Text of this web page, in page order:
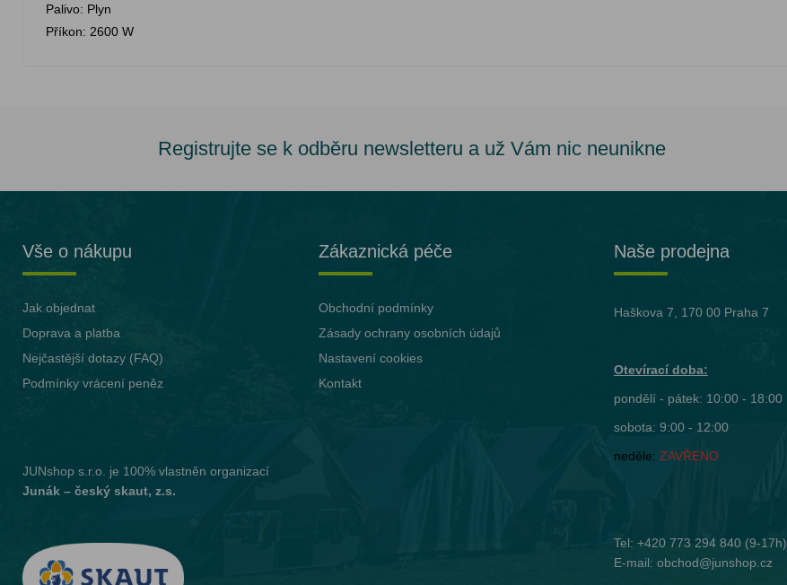
Palivo: Plyn
Příkon: 2600 W
Registrujte se k odběru newsletteru a už Vám nic neunikne
Vše o nákupu
Jak objednat
Doprava a platba
Nejčastější dotazy (FAQ)
Podmínky vrácení peněz
JUNshop s.r.o.
je 100% vlastněn organizací
Junák – český skaut, z.s.
Zákaznická péče
Obchodní podmínky
Zásady ochrany osobních údajů
Nastavení cookies
Kontakt
Naše prodejna
Haškova 7, 170 00 Praha 7
Otevírací doba:
pondělí - pátek: 10:00 - 18:00
sobota: 9:00 - 12:00
neděle: ZAVŘENO
Tel: +420 773 294 840(9-17h)
E-mail: obchod@junshop.cz